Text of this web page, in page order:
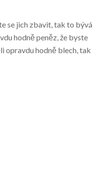
se jich zbavit, tak to bývá
hodně peněz, že byste
opravdu hodně blech, tak